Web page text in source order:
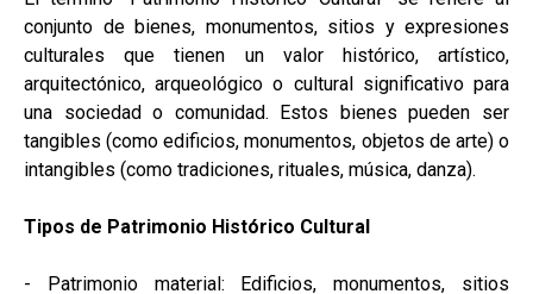
conjunto de bienes, monumentos, sitios y expresiones
culturales que tienen un valor histórico, artístico,
arquitectónico, arqueológico o cultural significativo para
una sociedad o comunidad. Estos bienes pueden ser
tangibles (como edificios, monumentos, objetos de arte) o
intangibles (como tradiciones, rituales, música, danza).
Tipos de Patrimonio Histórico Cultural
- Patrimonio material: Edificios, monumentos, sitios